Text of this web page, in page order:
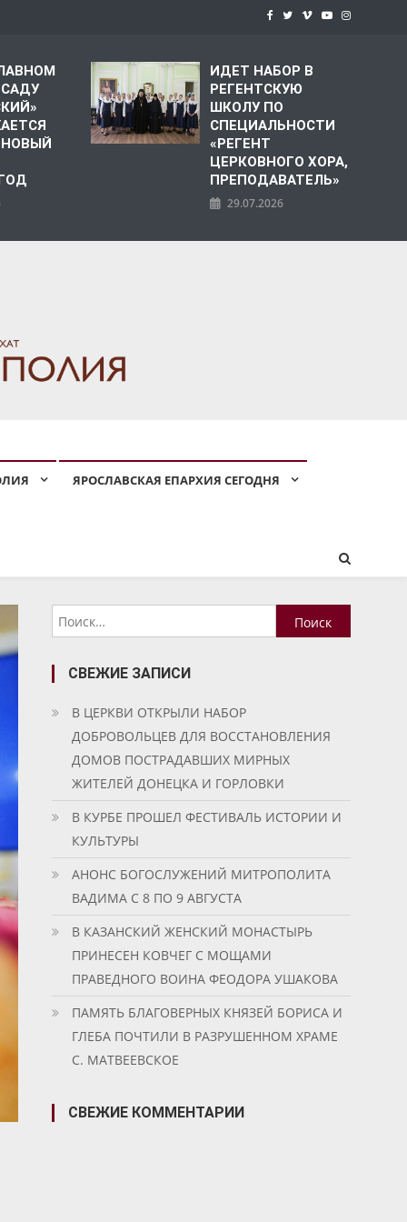
НОВЫЙ
ИДЕТ НАБОР В
РЕГЕНТСКУЮ
ШКОЛУ ПО
СПЕЦИАЛЬНОСТИ
«РЕГЕНТ
ЦЕРКОВНОГО ХОРА,
ПРЕПОДАВАТЕЛЬ»
29.07.2026
ЯРОСЛАВСКАЯ ЕПАРХИЯ СЕГОДНЯ
Найти:
СВЕЖИЕ ЗАПИСИ
В ЦЕРКВИ ОТКРЫЛИ НАБОР
ДОБРОВОЛЬЦЕВ ДЛЯ ВОССТАНОВЛЕНИЯ
ДОМОВ ПОСТРАДАВШИХ МИРНЫХ
ЖИТЕЛЕЙ ДОНЕЦКА И ГОРЛОВКИ
В КУРБЕ ПРОШЕЛ ФЕСТИВАЛЬ ИСТОРИИ И
КУЛЬТУРЫ
АНОНС БОГОСЛУЖЕНИЙ МИТРОПОЛИТА
ВАДИМА С 8 ПО 9 АВГУСТА
В КАЗАНСКИЙ ЖЕНСКИЙ МОНАСТЫРЬ
ПРИНЕСЕН КОВЧЕГ С МОЩАМИ
ПРАВЕДНОГО ВОИНА ФЕОДОРА УШАКОВА
ПАМЯТЬ БЛАГОВЕРНЫХ КНЯЗЕЙ БОРИСА И
ГЛЕБА ПОЧТИЛИ В РАЗРУШЕННОМ ХРАМЕ
С. МАТВЕЕВСКОЕ
СВЕЖИЕ КОММЕНТАРИИ